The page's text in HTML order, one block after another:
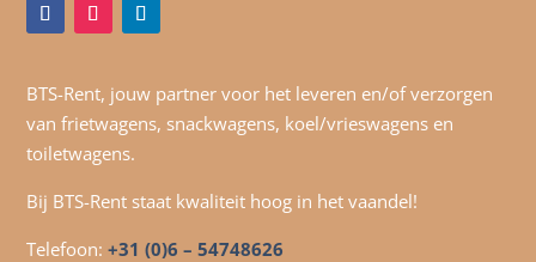
BTS-Rent, jouw partner voor het leveren en/of verzorgen
van frietwagens, snackwagens, koel/vrieswagens en
toiletwagens.
Bij BTS-Rent staat kwaliteit hoog in het vaandel!
Telefoon:+31 (0)6 – 54748626